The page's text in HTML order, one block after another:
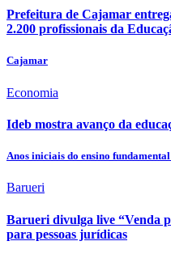
Prefeitura de Cajamar
2.200 profissionais da
Cajamar
Economia
Ideb mostra avanço da
Anos iniciais do ensino
Barueri
Barueri divulga live “Venda
para pessoas jurídicas